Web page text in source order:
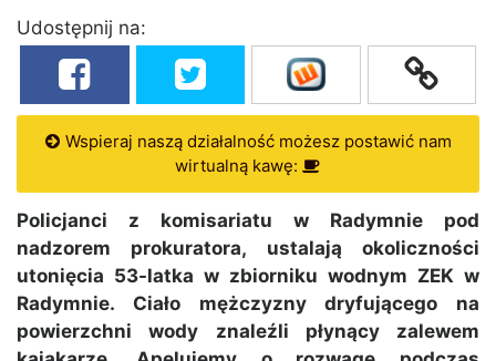
Udostępnij na:
Wspieraj naszą działalność możesz postawić nam
wirtualną kawę:
Policjanci z komisariatu w Radymnie pod
nadzorem prokuratora, ustalają okoliczności
utonięcia 53-latka w zbiorniku wodnym ZEK w
Radymnie. Ciało mężczyzny dryfującego na
powierzchni wody znaleźli płynący zalewem